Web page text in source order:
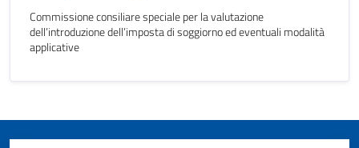
Commissione consiliare speciale per la valutazione
dell’introduzione dell’imposta di soggiorno ed eventuali modalità
applicative